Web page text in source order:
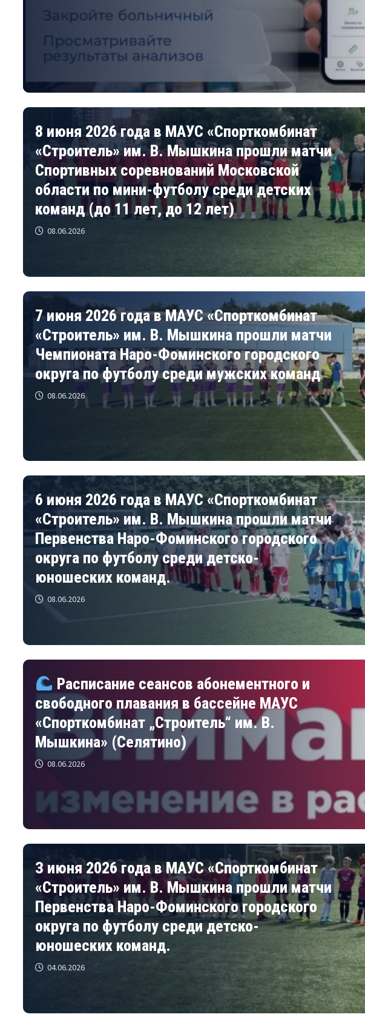
8 июня 2026 года в МАУС «Спорткомбинат
«Строитель» им. В. Мышкина прошли матчи
Спортивных соревнований Московской
области по мини-футболу среди детских
команд (до 11 лет, до 12 лет)
08.06.2026
7 июня 2026 года в МАУС «Спорткомбинат
«Строитель» им. В. Мышкина прошли матчи
Чемпионата Наро-Фоминского городского
округа по футболу среди мужских команд
08.06.2026
6 июня 2026 года в МАУС «Спорткомбинат
«Строитель» им. В. Мышкина прошли матчи
Первенства Наро-Фоминского городского
округа по футболу среди детско-
юношеских команд.
08.06.2026
Расписание сеансов абонементного и
свободного плавания в бассейне МАУС
«Спорткомбинат „Строитель“ им. В.
Мышкина» (Селятино)
08.06.2026
З июня 2026 года в МАУС «Спорткомбинат
«Строитель» им. В. Мышкина прошли матчи
Первенства Наро-Фоминского городского
округа по футболу среди детско-
юношеских команд.
04.06.2026